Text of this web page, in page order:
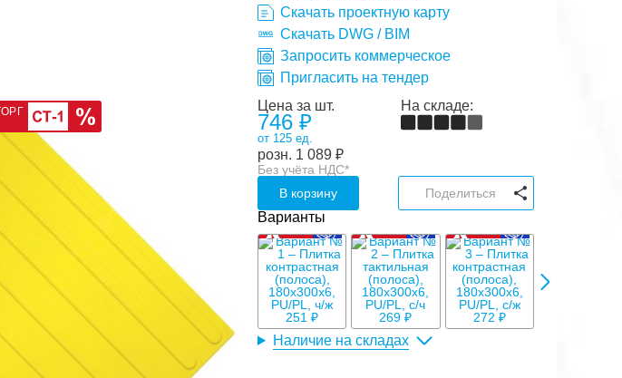
Скачать проектную карту
Скачать DWG / BIM
Запросить коммерческое
Пригласить на тендер
Цена за шт.
746 ₽
от 125 ед.
розн. 1 089 ₽
На складе:
Без учёта НДС*
В корзину
Поделиться
Варианты
251 ₽ 269 ₽ 272 ₽
291 ₽
Наличие на складах